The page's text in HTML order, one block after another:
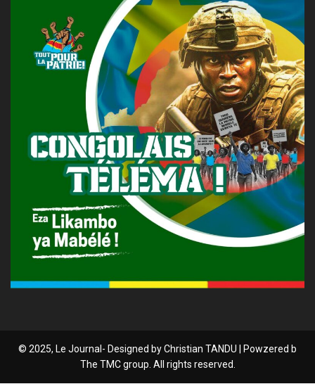
© 2025, Le Journal- Designed by Christian TANDU | Powzered b
The TMC group. All rights reserved.